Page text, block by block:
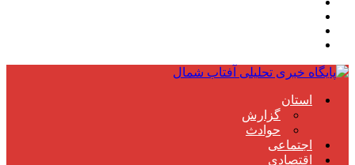
استان
گزارش
حوادث
اجتماعی
اقتصادی